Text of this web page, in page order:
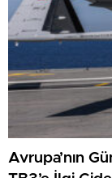
Avrupa’nın